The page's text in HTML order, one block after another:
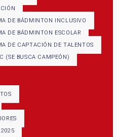
DE BÁDMINTON INCLUSIVO
DE BÁDMINTON ESCOLAR
DE CAPTACIÓN DE TALENTOS
(SE BUSCA CAMPEÓN)
2025